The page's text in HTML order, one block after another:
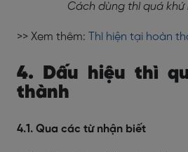
Cách dùng thì quá khứ
>> Xem thêm: Thì hiện tại hoàn
4. Dấu hiệu thì
thành
4.1. Qua các từ nhận biết